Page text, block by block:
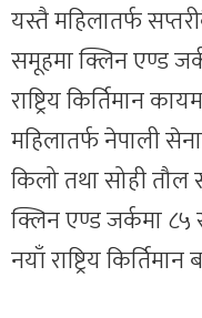
यस्तै महिलातर्फ
समूहमा क्लिन एण्ड
राष्ट्रिय किर्तिमान
महिलातर्फ नेपाली
किलो तथा सोही तौल
क्लिन एण्ड जर्कमा
नयाँ राष्ट्रिय